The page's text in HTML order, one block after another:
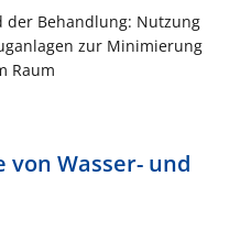
der Behandlung: Nutzung
zur Minimierung
Raum
von Wasser- und